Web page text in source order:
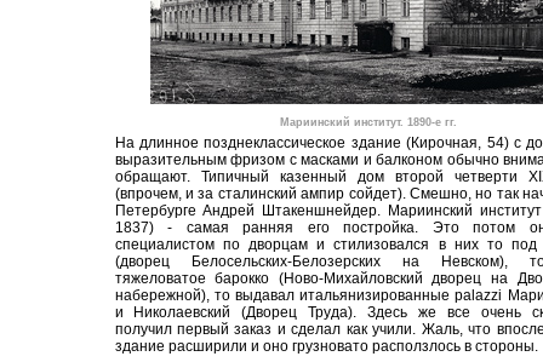
Мариинский институт. 1890-е гг.
На длинное позднеклассическое здание (Кирочная, 54) с
выразительным фризом с масками и балконом обычно
обращают. Типичный казенный дом второй четверти
(впрочем, и за сталинский ампир сойдет). Смешно, но так
Петербурге Андрей Штакеншнейдер. Мариинский
1837) - самая ранняя его постройка. Это потом
специалистом по дворцам и стилизовался в них то под
(дворец Белосельских-Белозерских на Невском),
тяжеловатое барокко (Ново-Михайловский дворец на
набережной), то выдавал итальянизированные palazzi
и Николаевский (Дворец Труда). Здесь же все очень
получил первый заказ и сделал как учили. Жаль, что
здание расширили и оно грузновато расползлось в стороны.